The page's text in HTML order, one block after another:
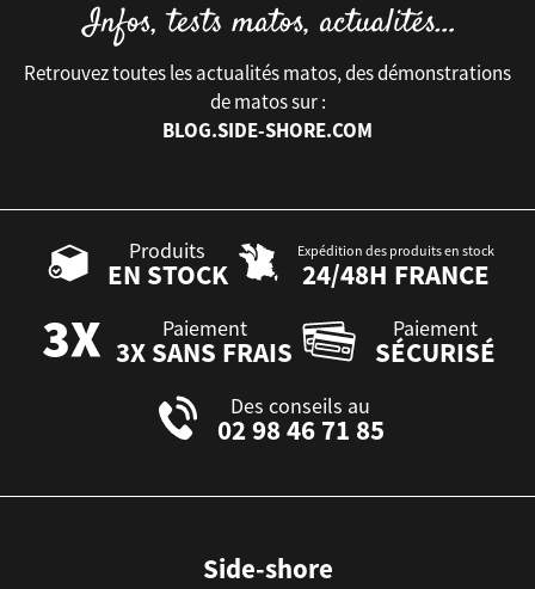
Retrouvez toutes les actualités matos, des démonstrations
de matos sur :
BLOG.SIDE-SHORE.COM
Produits
EN STOCK
Expédition des produits en stock
24/48H FRANCE
Paiement
3X SANS FRAIS
Paiement
SÉCURISÉ
Des conseils au
02 98 46 71 85
Side-shore